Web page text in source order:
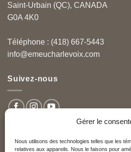
Gérer le
Nous utilisons des technologies telles que les
relatives aux appareils. Nous le faisons pour
Saint-Urbain (QC), CANADA
G0A 4K0
Téléphone : (418) 667-5443
info@emeucharlevoix.com
Suivez-nous